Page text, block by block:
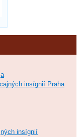
insígnií Praha
insígnií